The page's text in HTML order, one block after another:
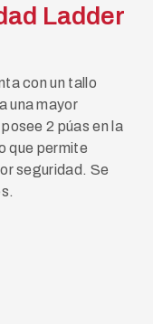
Ladder
con un tallo
una mayor
2 púas en la
que permite
seguridad. Se